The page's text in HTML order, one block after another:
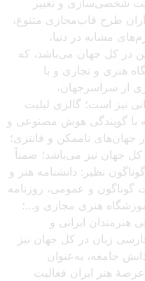
طرح قاب‌مجازی متنوع،
مشابه در دنیا،
در کل جهان می‌باشد، که
بیش از ۲۵۰ نمایشگاه هنری و تجاری و با
از سراسرجهان،
نیز است؛ گالری لیلیت
با گویندگی هوش مصنوعی و
جهان‌های ناممکن و فانتزی؛
کل جهان نیز می‌باشد؛ ضمناً
نظیر: دانشنامه هنر و
گوناگون و عمومی، روزنامه
آموزشگاه هنری مجازی و…؛
هنرمندان ایرانی و
زبان در کل جهان نیز
جامعه، به‌عنوان
هنر ایران فعالیت